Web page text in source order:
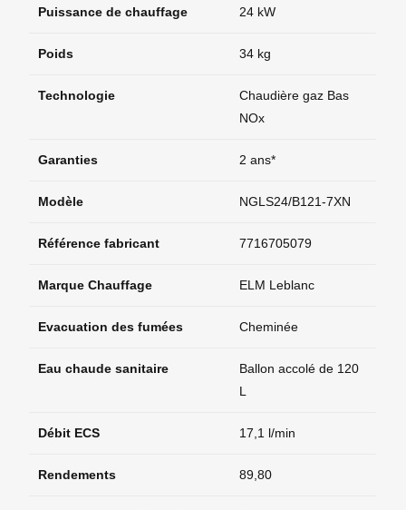
Puissance de chauffage 24 kW
Poids 34 kg
Technologie
Chaudière gaz Bas
NOx
Garanties 2 ans*
Modèle NGLS24/B121-7XN
Référence fabricant 7716705079
Marque Chauffage ELM Leblanc
Evacuation des fumées Cheminée
Eau chaude sanitaire
Ballon accolé de 120
L
Débit ECS 17,1 l/min
Rendements 89,80